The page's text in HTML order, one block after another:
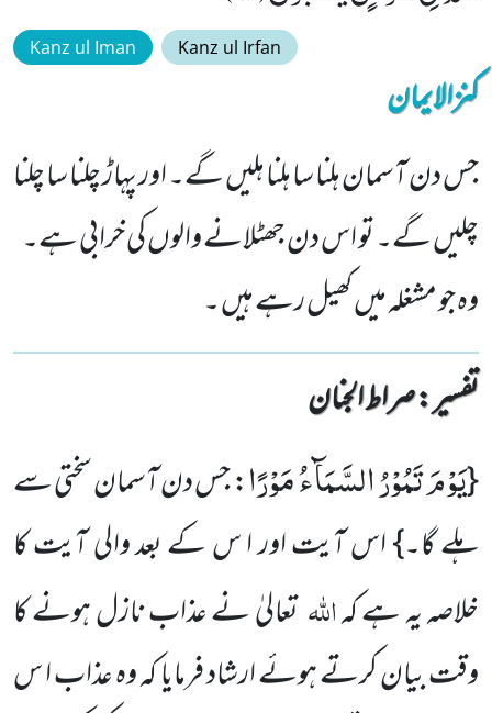
Kanz ul Iman Kanz ul Irfan
کنزالایمان
جس دن آسمان ہلنا سا ہلنا ہلیں گے۔ اور پہاڑ چلنا سا چلنا
چلیں گے۔ تو اس دن جھٹلانے والوں کی خرابی ہے۔
وہ جو مشغلہ میں کھیل رہے ہیں ۔
تفسیر : ‎صراط الجنان
{یَوْمَ تَمُوْرُ السَّمَآءُ مَوْرًا: جس دن آسمان سختی سے
ہلے گا۔} اس آیت اور ا س کے بعد والی آیت کا
خلاصہ یہ ہے کہاللہتعالیٰ نے عذاب نازل ہونے کا
وقت بیان کرتے ہوئے ارشاد فرمایا کہ وہ عذاب ا س